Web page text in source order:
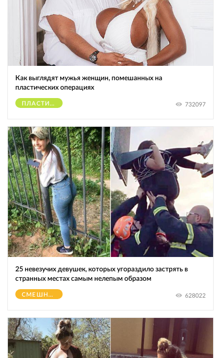
Как выглядят мужья женщин, помешанных на
пластических операциях
ПЛАСТИЧЕСКИЕ ОПЕРАЦИИ 732097
25 невезучих девушек, которых угораздило застрять в
странных местах самым нелепым образом
СМЕШНОЕ 628022